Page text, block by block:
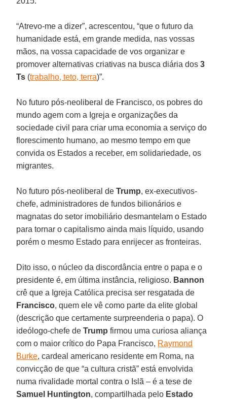
“Atrevo-me a dizer”, acrescentou, “que o futuro da
humanidade está, em grande medida, nas vossas
mãos, na vossa capacidade de vos organizar e
promover alternativas criativas na busca diária dos3
Ts (trabalho, teto, terra)”.
No futuro pós-neoliberal de Francisco, os pobres do
mundo agem com a Igreja e organizações da
sociedade civil para criar uma economia a serviço do
florescimento humano, ao mesmo tempo em que
convida os Estados a receber, em solidariedade, os
migrantes.
No futuro pós-neoliberal deTrump, ex-executivos-
chefe, administradores de fundos bilionários e
magnatas do setor imobiliário desmantelam o Estado
para tornar o capitalismo ainda mais líquido, usando
porém o mesmo Estado para enrijecer as fronteiras.
Dito isso, o núcleo da discordância entre o papa e o
presidente é, em última instância, religioso. Bannon
crê que a Igreja Católica precisa ser resgatada de
Francisco, quem ele vê como parte da elite global
(descrição que certamente surpreenderia o papa). O
ideólogo-chefe deTrump firmou uma curiosa aliança
com o maior crítico do Papa Francisco, Raymond
Burke, cardeal americano residente em Roma, na
convicção de que “a cultura cristã” está envolvida
numa rivalidade mortal contra o Islã – é a tese de
Samuel Huntington, compartilhada pelo Estado